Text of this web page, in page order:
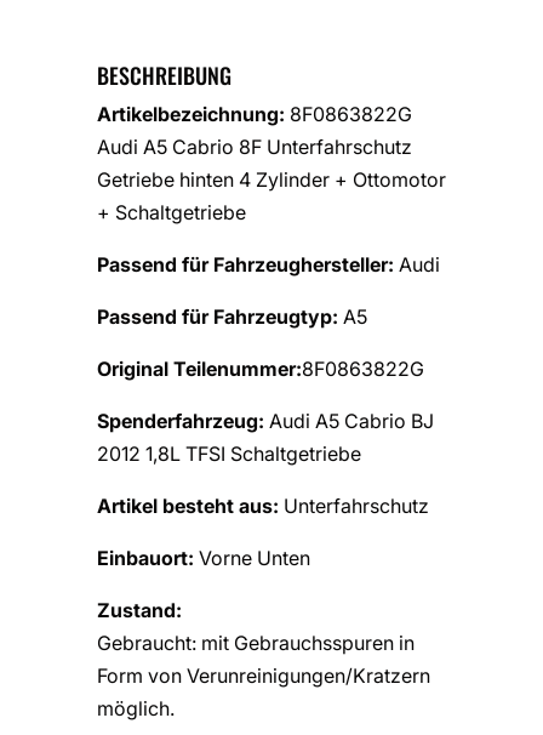
BESCHREIBUNG
Artikelbezeichnung: 8F0863822G
Audi A5 Cabrio 8F Unterfahrschutz
Getriebe hinten 4 Zylinder + Ottomotor
+ Schaltgetriebe
Passend für Fahrzeughersteller: Audi
Passend für Fahrzeugtyp: A5
Original Teilenummer:8F0863822G
Spenderfahrzeug: Audi A5 Cabrio BJ
2012 1,8L TFSI Schaltgetriebe
Artikel besteht aus: Unterfahrschutz
Einbauort: Vorne Unten
Zustand:
Gebraucht: mit Gebrauchsspuren in
Form von Verunreinigungen/Kratzern
möglich.